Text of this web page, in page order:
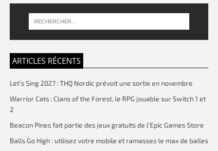
ARTICLES RÉCENTS
Let’s Sing 2027 : THQ Nordic prévoit une sortie en novembre
Warrior Cats : Clans of the Forest, le RPG jouable sur Switch 1 et
2
Beacon Pines fait partie des jeux gratuits de l’Epic Games Store
Balls Go High : utilisez votre mobile et ramassez le max de balles